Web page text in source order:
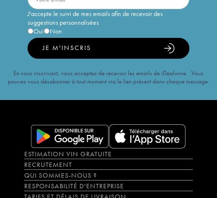
J'accepte le suivi de mes emails afin de recevoir des
suggestions personnalisées
Oui
Non
JE M'INSCRIS
En vous inscrivant, vous acceptez de recevoir les emails de iDealwine. Vous
pouvez vous désabonner à tout moment via le lien présent dans chaque message.
ESTIMATION VIN GRATUITE
RECRUTEMENT
QUI SOMMES-NOUS ?
RESPONSABILITÉ D'ENTREPRISE